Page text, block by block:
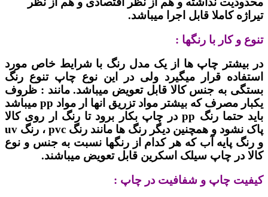
تیراژه کاملا قابل اجرا میباشد.
تنوع و کار با رنگها :
در بیشتر چاپ ها از یک مدل رنگ با شرایط خاص مورد
استفاده قرار میگیرد ولی در این نوع چاپ تنوع رنگ
بستگی به جنس کالا قابل تعویض میباشد. مانند : ظروف
یکبار مصرف که بیشتر مواد تزریق انها ار مواد pp میباشد
باید حتما رنگ pp در چاپ بکار برود تا رنگ ار روی کالا
پاک نشود و همچنین دیگر رنگ ها مانند رنگ pvc ، رنگ uv
و رنگ پایه آب که هر کدام از رنگها نسبت به جنس و نوع
کالا در چاپ سیلک اسکرین قابل تعویض میباشند.
کیفیت چاپ و شفافیت در چاپ :